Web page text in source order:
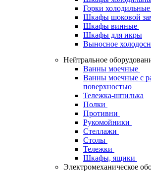
Горки холодильные
Шкафы шоковой
Шкафы винные
Шкафы для икры
Выносное
Нейтральное
Ванны моечные
Ванны моечные с
поверхностью
Тележка-шпилька
Полки
Противни
Рукомойники
Стеллажи
Столы
Тележки
Шкафы, ящики
Электромеханическое